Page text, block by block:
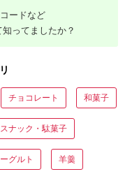
ードなど
ってましたか？
チョコレート 和菓子
スナック・駄菓子
グルト 羊羹